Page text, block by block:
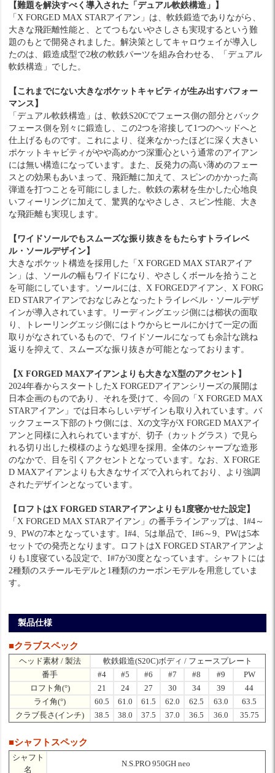
【難題を解決すべく導入された「デュアル軟鉄構造」】
「X FORGED MAX STARアイアン」は、軟鉄鍛造でありながら、
大きな飛距離性能と、とてつもないやさしさも実現するという難
題のもとで開発されました。解決策としてキャロウェイが導入し
たのは、鍛造成型で2枚の軟鉄パーツを組み合わせる、「デュアル
軟鉄構造」でした。
【これまでにない大きなポケットキャビティが生み出すパフォー
マンス】
「デュアル軟鉄構造」は、軟鉄S20Cでフェース側の部分とバック
フェース側を別々に鍛造し、この2つを溶接して1つのヘッドへと
仕上げるものです。これにより、従来なかったほどに深く大きい
ポケットキャビティがやや高めかつ深重心という通常のアイアン
には無い構造になっています。また、反発力の高い薄めのフェー
スとの効果もあいまって、飛距離に加えて、スピンのかかった高
弾道を打つことを可能にしました。軟鉄の素材を生かした心地良
いフィーリングに加えて、驚異的なやさしさ、スピン性能、大き
な飛距離も実現します。
【ワイドソールでもスムーズな振り抜きをもたらすトライレベ
ル・ソールデザイン】
大きなポケット構造を採用した「X FORGED MAX STARアイア
ン」は、ソールの幅もワイドになり、やさしくボールを拾うこと
を可能にしています。ソールには、X FORGEDアイアン、X FORG
ED STARアイアンでおなじみとなったトライレベル・ソールデザ
インが導入されています。リーディングエッジ側には櫛状の面取
り、トレーリングエッジ側にはトウからヒールにかけて一定の面
取りがなされているもので、ワイドソールになっても余計な跳ね
返りを抑えて、スムーズな振り抜きが可能となっております。
【X FORGED MAXアイアンよりも大きなX型のアクセント】
2024年春からスタートしたX FORGEDアイアンシリーズの展開は
日本企画のものであり、それを受けて、今回の「X FORGED MAX
STARアイアン」では日本らしいデザインも取り入れています。バ
ックフェース下部のトウ側には、Xの文字がX FORGED MAXアイ
アンと同様に入れられていますが、切子（カットグラス）で見ら
れる切り出した模様のような処理を採用。全体のシャープな造形
のなかで、目を引くアクセントとなっています。なお、X FORGE
D MAXアイアンよりも大きなサイズで入れられており、より強調
されたデザインとなっています。
【ロフトはX FORGED STARアイアンよりも1度寝かせた設定】
「X FORGED MAX STARアイアン」の番手ラインアップは、I#4～
9、PWの7本となっています。I#4、5は単品で、I#6～9、PWは5本
セットでの発売となります。ロフトはX FORGED STARアイアンよ
りも1度寝ている設定で、I#7が30度となっています。シャフトには
2種類のスチールモデルと1種類のカーボンモデルを用意していま
す。
製品仕様
■クラブスペック
ヘッド素材 / 製法
軟鉄鍛造(S20C)ボディ / フェースプレート
番手
#4 #5 #6 #7 #8 #9
PW
ロフト角(°)
21 24 27 30 34 39
44
ライ角(°)
60.5 61.0 61.5 62.0 62.5 63.0
63.5
クラブ長さ(インチ)
38.5 38.0 37.5 37.0 36.5 36.0 35.75
■シャフトスペック
シャフト
名
N.S.PRO 950GH neo